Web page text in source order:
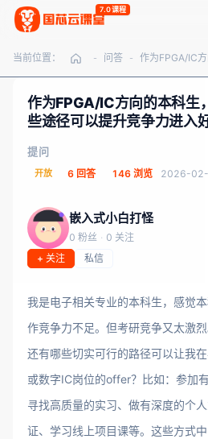
7.0课程
当前位置： - 问答 -
作为FPGA/IC方向的本科生
些途径可以提升竞争力进入
提问
开放 6 回答 146 浏览 2026-
嵌入式小白打怪
0 粉丝 · 0 关注
+ 关注
私信
我是电子相关专业的本科生，感觉
作竞争力不足。但考研竞争又太激
还有哪些切实可行的路径可以让我
或数字IC岗位的offer？比如：参加
寻找高质量的实习、做有深度的个
证、学习线上项目课等。这些方式